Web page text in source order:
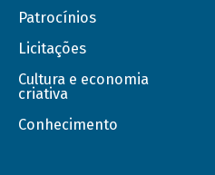
Patrocínios
Licitações
Cultura e economia
criativa
Conhecimento